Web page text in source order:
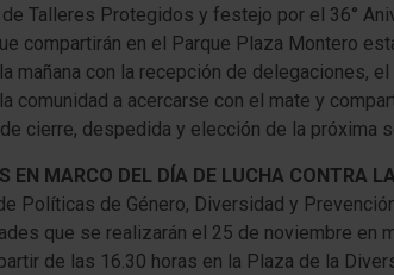
de Talleres Protegidos y festejo por el 36°
compartirán en el Parque Plaza Montero
mañana con la recepción de delegaciones,
comunidad a acercarse con el mate y
cierre, despedida y elección de la próxima
EN MARCO DEL DÍA DE LUCHA CONTRA
Políticas de Género, Diversidad y
que se realizarán el 25 de noviembre en
de las 16.30 horas en la Plaza de la